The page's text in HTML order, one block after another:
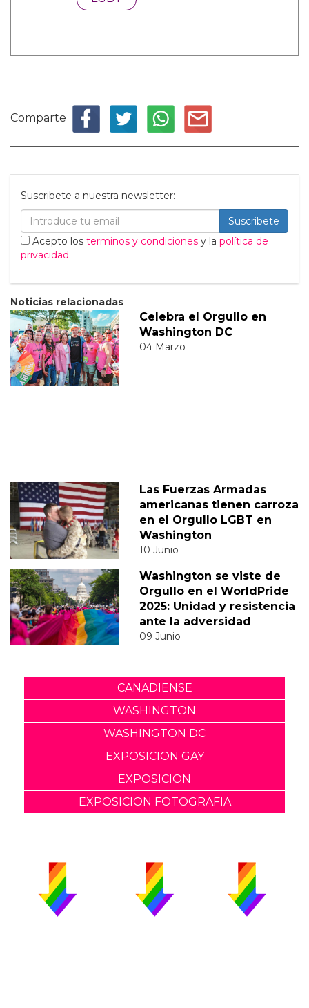
Comparte
Suscribete a nuestra newsletter:
Suscribete
Acepto los terminos y condiciones y la política de
privacidad.
Noticias relacionadas
Celebra el Orgullo en
Washington DC
04 Marzo
Las Fuerzas Armadas
americanas tienen carroza
en el Orgullo LGBT en
Washington
10 Junio
Washington se viste de
Orgullo en el WorldPride
2025: Unidad y resistencia
ante la adversidad
09 Junio
CANADIENSE
WASHINGTON
WASHINGTON DC
EXPOSICION GAY
EXPOSICION
EXPOSICION FOTOGRAFIA